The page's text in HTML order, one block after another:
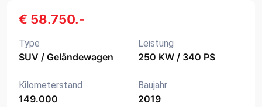
€ 58.750.-
Type
SUV / Geländewagen
Leistung
250 KW / 340 PS
Kilometerstand
149.000
Baujahr
2019